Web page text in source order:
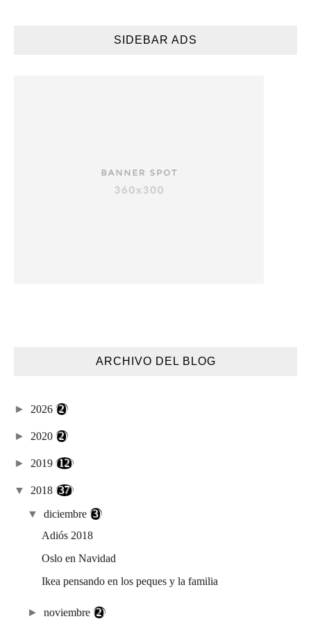
SIDEBAR ADS
ARCHIVO DEL BLOG
► 2026 (2)
► 2020 (2)
► 2019 (12)
▼ 2018 (37)
▼diciembre(3)
Adiós 2018
Oslo en Navidad
Ikea pensando en los peques y la familia
►noviembre(2)